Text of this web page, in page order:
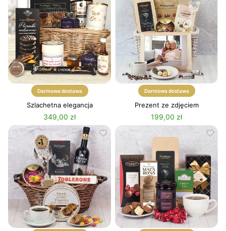
Darmowa dostawa
Szlachetna elegancja
349,00 zł
Darmowa dostawa
Prezent ze zdjęciem
199,00 zł